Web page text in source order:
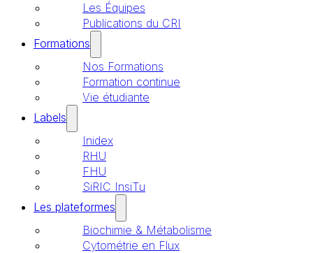
Les Équipes
Publications du CRI
Formations
Nos Formations
Formation continue
Vie étudiante
Labels
Inidex
RHU
FHU
SiRIC InsiTu
Les plateformes
Biochimie & Métabolisme
Cytométrie en Flux